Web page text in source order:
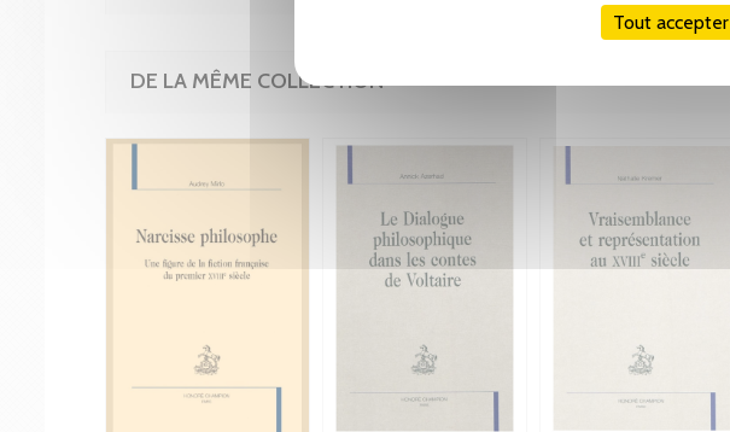
Tout accepter
DE LA MÊME COLLECTION